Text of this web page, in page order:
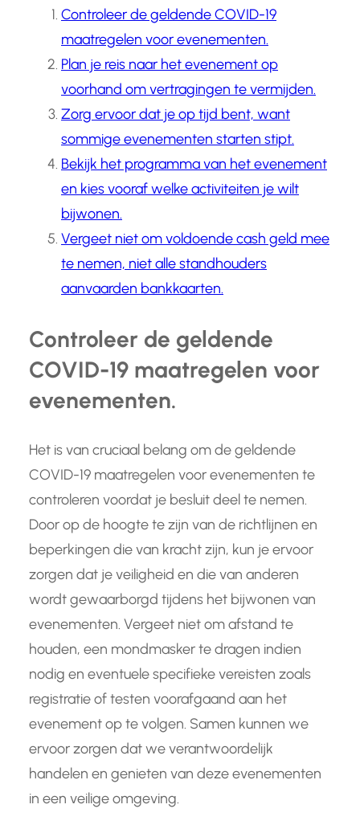
Controleer de geldende COVID-19
maatregelen voor evenementen.
Plan je reis naar het evenement op
voorhand om vertragingen te vermijden.
Zorg ervoor dat je op tijd bent, want
sommige evenementen starten stipt.
Bekijk het programma van het evenement
en kies vooraf welke activiteiten je wilt
bijwonen.
Vergeet niet om voldoende cash geld mee
te nemen, niet alle standhouders
aanvaarden bankkaarten.
Controleer de geldende
COVID-19 maatregelen voor
evenementen.
Het is van cruciaal belang om de geldende
COVID-19 maatregelen voor evenementen te
controleren voordat je besluit deel te nemen.
Door op de hoogte te zijn van de richtlijnen en
beperkingen die van kracht zijn, kun je ervoor
zorgen dat je veiligheid en die van anderen
wordt gewaarborgd tijdens het bijwonen van
evenementen. Vergeet niet om afstand te
houden, een mondmasker te dragen indien
nodig en eventuele specifieke vereisten zoals
registratie of testen voorafgaand aan het
evenement op te volgen. Samen kunnen we
ervoor zorgen dat we verantwoordelijk
handelen en genieten van deze evenementen
in een veilige omgeving.